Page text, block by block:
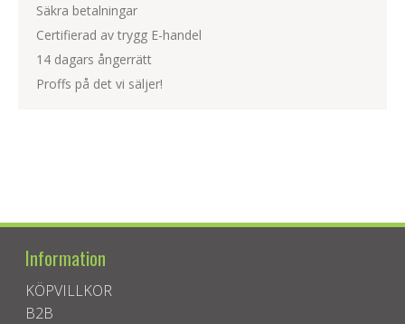
Säkra betalningar
Certifierad av trygg E-handel
14 dagars ångerrätt
Proffs på det vi säljer!
Information
KÖPVILLKOR
B2B